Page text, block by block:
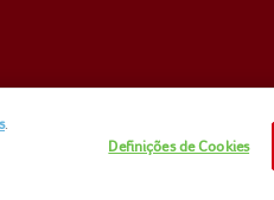
DE PRIVACIDADE
.
Definições de Cookies